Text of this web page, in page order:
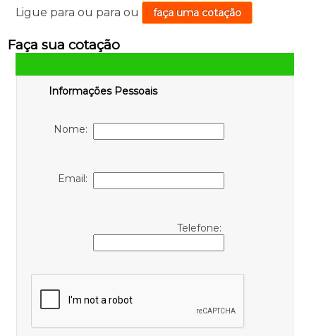
Ligue para ou para ou faça uma cotação
Faça sua cotação
Informações Pessoais
Nome:
Email:
Telefone: